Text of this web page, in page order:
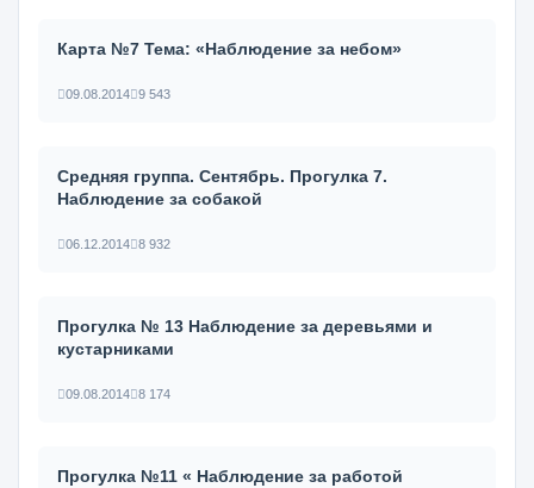
Карта №7 Тема: «Наблюдение за небом»
09.08.2014 9 543
Средняя группа. Сентябрь. Прогулка 7.
Наблюдение за собакой
06.12.2014 8 932
Прогулка № 13 Наблюдение за деревьями и
кустарниками
09.08.2014 8 174
Прогулка №11 « Наблюдение за работой